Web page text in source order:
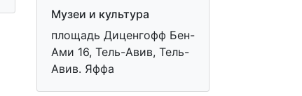
Музеи и культура
площадь Диценгофф Бен-
Ами 16, Тель-Авив, Тель-
Авив. Яффа